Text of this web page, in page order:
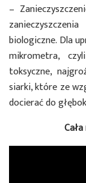
–
biologiczne. Dla
mikrometra,
toksyczne,
siarki, które ze
docierać do